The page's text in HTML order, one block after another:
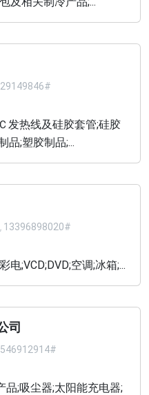
发热线及硅胶套管;硅胶
品;塑胶制品;...
13396898020#
电;VCD;DVD;空调;冰箱;...
司
品;吸尘器;太阳能充电器;